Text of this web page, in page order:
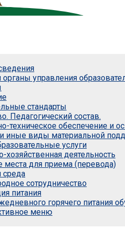
органы управления
стандарты
Педагогический состав.
техническое обеспечение и
иные виды материальной
услуги
хозяйственная деятельность
места для приема (перевода)
среда
сотрудничество
питания
горячего питания
меню